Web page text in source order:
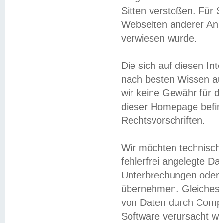
Sitten verstoßen. Für
Webseiten anderer
verwiesen wurde.
Die sich auf diesen
nach besten Wissen
wir keine Gewähr für
dieser Homepage
Rechtsvorschriften.
Wir möchten
fehlerfrei angelegte
Unterbrechungen
übernehmen.
von Daten durch
Software verursacht